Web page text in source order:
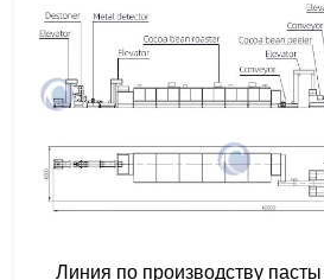
Линия по производству